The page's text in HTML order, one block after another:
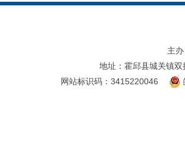
主
地址：霍邱县城关镇双
网站标识码：3415220046